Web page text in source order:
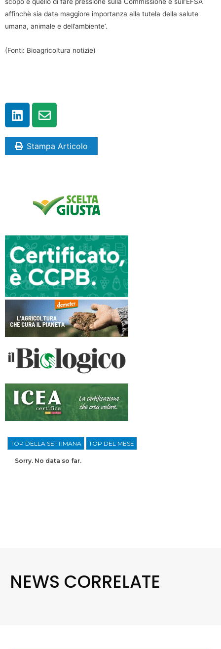
scopo è quello di fare pressione sulla Commissione e sull’EFSA
affinchè sia data maggiore importanza alla tutela della salute
umana, animale e dell’ambiente’.
(Fonti: Bioagricoltura notizie)
Stampa Articolo
TOP DELLA SETTIMANA TOP DEL MESE
Sorry. No data so far.
NEWS CORRELATE